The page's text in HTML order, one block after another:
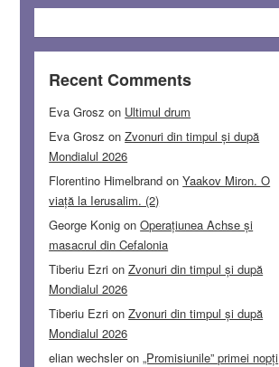
Recent Comments
Eva Grosz on Ultimul drum
Eva Grosz onZvonuri din timpul și după
Mondialul 2026
Florentino Himelbrand onYaakov Miron. O
viață la Ierusalim. (2)
George Konig onOperațiunea Achse și
masacrul din Cefalonia
Tiberiu Ezri onZvonuri din timpul și după
Mondialul 2026
Tiberiu Ezri onZvonuri din timpul și după
Mondialul 2026
elian wechsleron„Promisiunile” primei nopți